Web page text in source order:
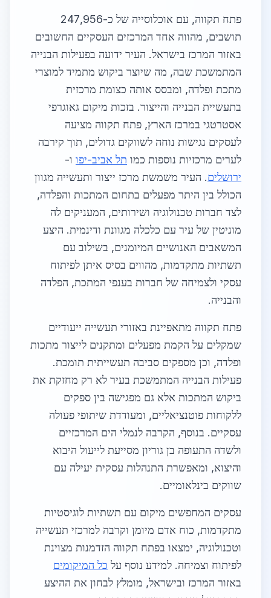
פתח תקווה, עם אוכלוסייה של כ-247,956
תושבים, מהווה אחד המרכזים העסקיים החשובים
באזור המרכז בישראל. העיר ידועה בפעילות הבנייה
המתמשכת שבה, מה שיוצר ביקוש מתמיד למוצרי
מתכת ופלדה, ומבסס אותה כצומת מרכזית
בתעשיית הבנייה והייצור. בזכות מיקום גאוגרפי
אסטרטגי במרכז הארץ, פתח תקווה מציעה
לעסקים נגישות נוחה לשווקים גדולים, תוך קירבה
לערים מרכזיות נוספות כמו תל אביב-יפו ו-
ירושלים. העיר משמשת מרכז ייצור ותעשייה מגוון
הכולל בין היתר מפעלים בתחום המתכות והפלדה,
לצד חברות טכנולוגיה ושירותים, המעניקים לה
מוניטין של עיר עם כלכלה מגוונת ודינמית. היצע
המשאבים האנושיים המיומנים, בשילוב עם
תשתיות מתקדמות, מהווים בסיס איתן לפיתוח
עסקי ולצמיחה של חברות בענפי המתכת, הפלדה
והבנייה.
פתח תקווה מתאפיינת באזורי תעשייה ייעודיים
שמקלים על הקמת מפעלים ומתקנים לייצור מתכות
ופלדה, וכן מספקים סביבה תעשייתית תומכת.
פעילות הבנייה המתמשכת בעיר לא רק מחזקת את
ביקוש המתכות אלא גם מפגישה בין ספקים
ללקוחות פוטנציאליים, ומעודדת שיתופי פעולה
עסקיים. בנוסף, הקרבה לנמלי הים המרכזיים
ולשדה התעופה בן גוריון מסייעת לייעול היבוא
והיצוא, ומאפשרת התנהלות עסקית יעילה עם
שווקים בינלאומיים.
עסקים המחפשים מיקום עם תשתיות לוגיסטיות
מתקדמות, כוח אדם מיומן וקרבה למרכזי תעשייה
וטכנולוגיה, ימצאו בפתח תקווה הזדמנות מצוינת
לפיתוח וצמיחה. למידע נוסף על כל המיקומים
באזור המרכז ובישראל, מומלץ לבחון את ההיצע